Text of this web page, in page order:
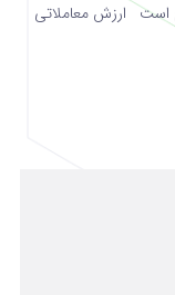
است ارزش معاملاتی